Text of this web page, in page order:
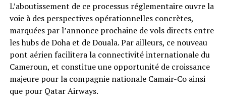
L’aboutissement de ce processus réglementaire ouvre la
voie à des perspectives opérationnelles concrètes,
marquées par l’annonce prochaine de vols directs entre
les hubs de Doha et de Douala. Par ailleurs, ce nouveau
pont aérien facilitera la connectivité internationale du
Cameroun, et constitue une opportunité de croissance
majeure pour la compagnie nationale Camair-Co ainsi
que pour Qatar Airways.